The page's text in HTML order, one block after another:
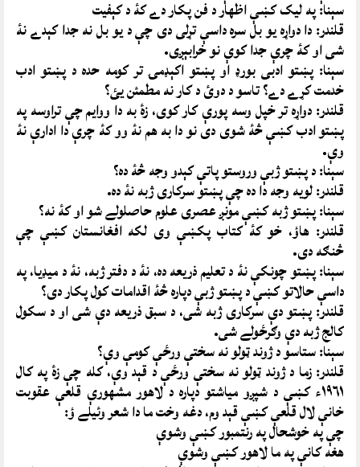
سېنا: په ليک کښې اظهار د فن پکار دے کۀ د کېفيت
قلندر: دا دواړه يو بل سره داسې تړلى دى چې د يو بل نه جدا کېدے نۀ
شى او کۀ چرې جدا کوې نو خرابېږى.
سېنا: پښتو ادبى بورډ او پښتو اکېډمۍ تر کومه حده د پښتو ادب
خدمت کړے دے؟ تاسو د دوئ د کار نه مطمئن يئ؟
قلندر: دواړه تر خپل وسه پورې کار کوى، زۀ به دا ووايم چې تراوسه په
پښتو ادب کښې څۀ شوى دى نو دا به هم نۀ وو کۀ چرې دا ادارې نۀ
وې.
سېنا: د پښتو ژبې وروستو پاتې کېدو وجه څۀ ده؟
قلندر: لويه وجه دا ده چې پښتو سرکارى ژبه نۀ ده.
سېنا: پښتو ژبه کښې مونږ عصرى علوم حاصلولے شو او کۀ نه؟
قلندر: هاؤ، خو کۀ کتاب پکښې وى لکه افغانستان کښې چې
څنګه دى.
سېنا: پښتو چونکې نۀ د تعليم ذريعه ده، نۀ د دفتر ژبه، نۀ د ميډيا، په
داسې حالاتو کښې د پښتو ژبې دپاره څۀ اقدامات کول پکار دى؟
قلندر: پښتو دې سرکارى ژبه شى، د سبق ذريعه دې شى او د سکول
کالج ژبه دې وګرځولے شى.
سېنا: ستاسو د ژوند ټولو نه سختې ورځې کومې وې؟
قلندر: زما د ژوند ټولو نه سختې ورځې د قېد وې، کله چې زۀ په کال
١٩٦١ء کښې د شپږو مياشتو دپاره د لاهور مشهورې قلعې عقوبت
خانې لال قلعې کښې قېد وم، دغه وخت ما دا شعر وئيلے ؤ:
چې په خوشحال په رنتمبور کښې وشوې
هغه کانې په ما لاهور کښې وشوې